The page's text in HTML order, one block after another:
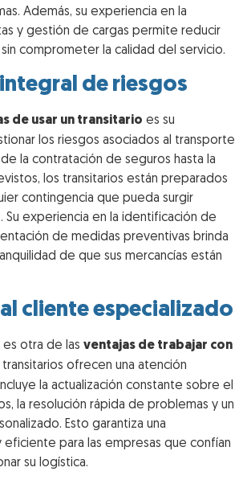
Además, su experiencia en la
y gestión de cargas permite reducir
comprometer la calidad del servicio.
de riesgos
de usar un transitario es su
los riesgos asociados al transporte
la contratación de seguros hasta la
los transitarios están preparados
contingencia que pueda surgir
experiencia en la identificación de
de medidas preventivas brinda
de que sus mercancías están
cliente especializado
es otra de las ventajas de trabajar con
transitarios ofrecen una atención
la actualización constante sobre el
la resolución rápida de problemas y un
Esto garantiza una
para las empresas que confían
su logística.